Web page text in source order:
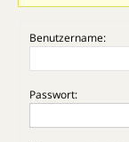
Benutzername:
Passwort: